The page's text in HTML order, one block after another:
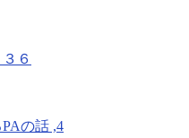
６
の話 ,4